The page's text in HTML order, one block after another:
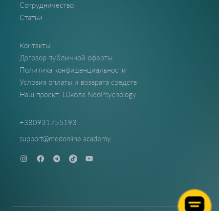
Сотрудничество
Статьи
Контакты
Договор публичной оферты
Политика конфиденциальности
Условия оплаты и возврата средств
Наш проект: Школа NeoPsychology
+380931755193
support@medonline.academy